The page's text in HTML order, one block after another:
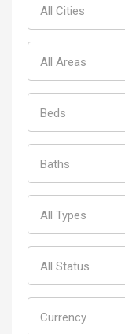
All Cities
All Areas
Beds
Baths
All Types
All Status
Currency